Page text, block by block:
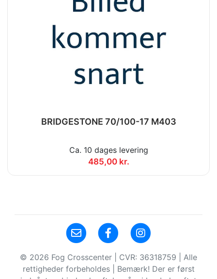
BRIDGESTONE 70/100-17 M403
Ca. 10 dages levering
485,00 kr.
© 2026 Fog Crosscenter | CVR: 36318759 | Alle
rettigheder forbeholdes | Bemærk! Der er først